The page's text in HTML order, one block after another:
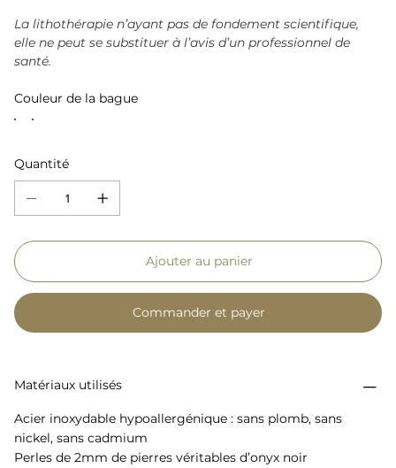
La lithothérapie n’ayant pas de fondement scientifique,
elle ne peut se substituer à l’avis d’un professionnel de
santé.
Couleur de la bague
Quantité
Ajouter au panier
Commander et payer
Matériaux utilisés
Acier inoxydable hypoallergénique : sans plomb, sans
nickel, sans cadmium
Perles de 2mm de pierres véritables d’onyx noir